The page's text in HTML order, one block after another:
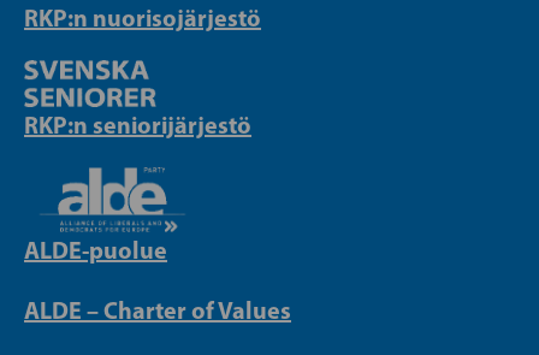
RKP:n nuorisojärjestö
RKP:n seniorijärjestö
ALDE-puolue
ALDE – Charter of Values